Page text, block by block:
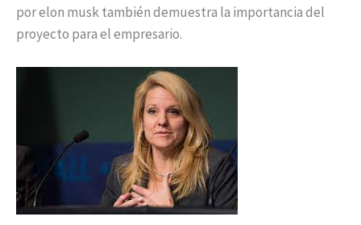
por elon musk también demuestra la importancia del
proyecto para el empresario.